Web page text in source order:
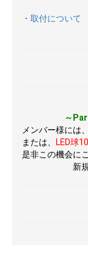
・ 取付について
～
メンバー様には
または、
LED球
是非この機会に
新規メン